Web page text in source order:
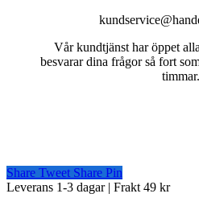
Vår kundtjänst har öppet
besvarar dina frågor så fort
timmar.
Share Tweet Share Pin
Close
Leverans 1-3 dagar | Frakt 49 kr